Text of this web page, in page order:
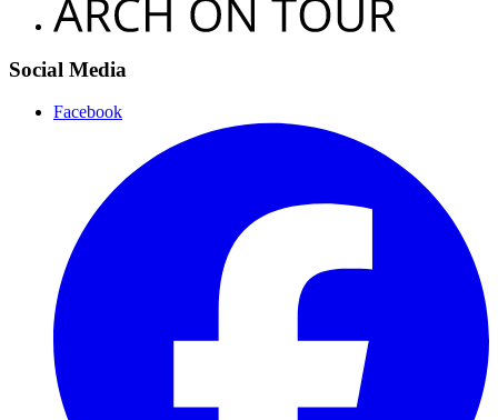
Social Media
Facebook